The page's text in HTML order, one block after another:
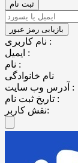
نام کاربری :
ایمیل :
نام :
نام خانوادگی
آدرس وب سایت :
تاریخ ثبت نام :
نقش کاربر: